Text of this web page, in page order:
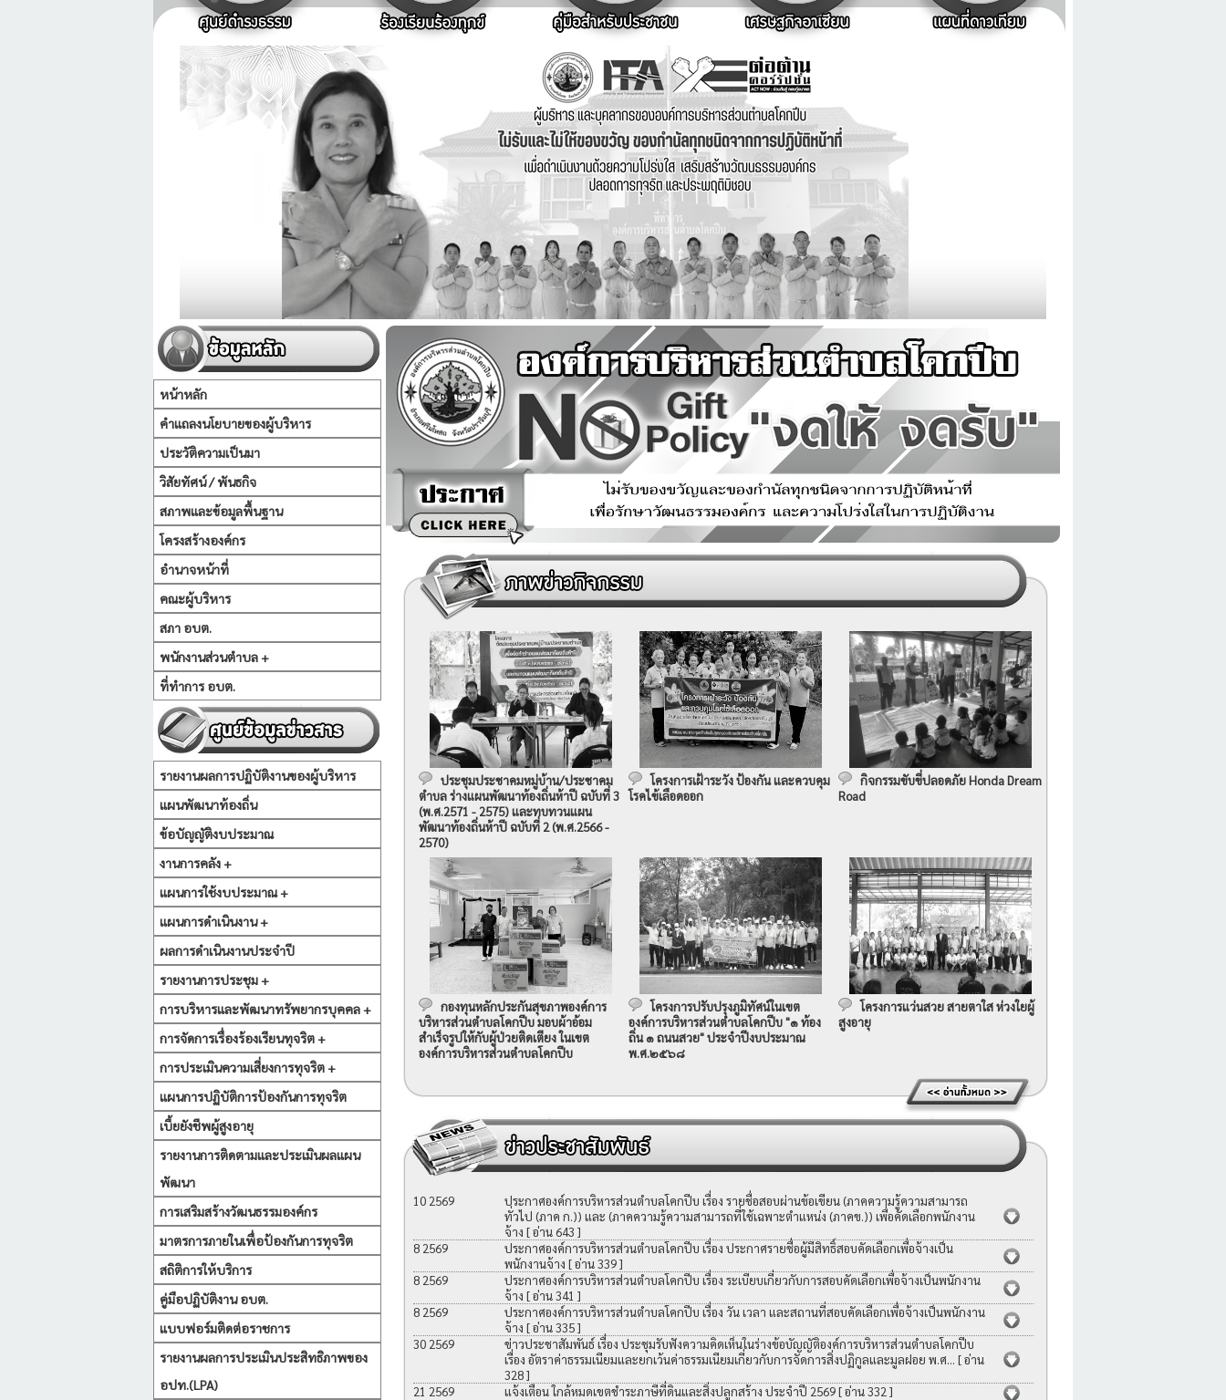
หน้าหลัก
คำแถลงนโยบายของผู้บริหาร
ประวัติความเป็นมา
วิสัยทัศน์ / พันธกิจ
สภาพและข้อมูลพื้นฐาน
โครงสร้างองค์กร
อำนาจหน้าที่
คณะผู้บริหาร
สภา อบต.
พนักงานส่วนตำบล +
ที่ทำการ อบต.
รายงานผลการปฏิบัติงานของผู้บริหาร
แผนพัฒนาท้องถิ่น
ข้อบัญญัติงบประมาณ
งานการคลัง +
แผนการใช้งบประมาณ +
แผนการดำเนินงาน +
ผลการดำเนินงานประจำปี
รายงานการประชุม +
การบริหารและพัฒนาทรัพยากรบุคคล +
การจัดการเรื่องร้องเรียนทุจริต +
การประเมินความเสี่ยงการทุจริต +
แผนการปฏิบัติการป้องกันการทุจริต
เบี้ยยังชีพผู้สูงอายุ
รายงานการติดตามและประเมินผลแผน
พัฒนา
การเสริมสร้างวัฒนธรรมองค์กร
มาตรการภายในเพื่อป้องกันการทุจริต
สถิติการให้บริการ
คู่มือปฏิบัติงาน อบต.
แบบฟอร์มติดต่อราชการ
รายงานผลการประเมินประสิทธิภาพของ
อปท.(LPA)
ประชุมประชาคมหมู่บ้าน/ประชาคม
ตำบล ร่างแผนพัฒนาท้องถิ่นห้าปี ฉบับที่ 3
(พ.ศ.2571 - 2575) และทบทวนแผน
พัฒนาท้องถิ่นห้าปี ฉบับที่ 2 (พ.ศ.2566 -
2570)
โครงการเฝ้าระวัง ป้องกัน และควบคุม
โรคไข้เลือดออก
กิจกรรมขับขี่ปลอดภัย Honda Dream
Road
กองทุนหลักประกันสุขภาพองค์การ
บริหารส่วนตำบลโคกปีบ มอบผ้าอ้อม
สำเร็จรูปให้กับผู้ป่วยติดเตียง ในเขต
องค์การบริหารส่วนตำบลโคกปีบ
โครงการปรับปรุงภูมิทัศน์ในเขต
องค์การบริหารส่วนตำบลโคกปีบ "๑ ท้อง
ถิ่น ๑ ถนนสวย" ประจำปีงบประมาณ
พ.ศ.๒๕๖๘
โครงการแว่นสวย สายตาใส ห่วงใยผู้
สูงอายุ
10 2569
ประกาศองค์การบริหารส่วนตำบลโคกปีบ เรื่อง รายชื่อสอบผ่านข้อเขียน (ภาคความรู้ความสามารถ
ทั่วไป (ภาค ก.)) และ (ภาคความรู้ความสามารถที่ใช้เฉพาะตำแหน่ง (ภาคข.)) เพื่อคัดเลือกพนักงาน
จ้าง [ อ่าน 643 ]
8 2569
ประกาศองค์การบริหารส่วนตำบลโคกปีบ เรื่อง ประกาศรายชื่อผู้มีสิทธิ์สอบคัดเลือกเพื่อจ้างเป็น
พนักงานจ้าง [ อ่าน 339 ]
8 2569
ประกาศองค์การบริหารส่วนตำบลโคกปีบ เรื่อง ระเบียบเกี่ยวกับการสอบคัดเลือกเพื่อจ้างเป็นพนักงาน
จ้าง [ อ่าน 341 ]
8 2569
ประกาศองค์การบริหารส่วนตำบลโคกปีบ เรื่อง วัน เวลา และสถานที่สอบคัดเลือกเพื่อจ้างเป็นพนักงาน
จ้าง [ อ่าน 335 ]
30 2569
ข่าวประชาสัมพันธ์ เรื่อง ประชุมรับฟังความคิดเห็นในร่างข้อบัญญัติองค์การบริหารส่วนตำบลโคกปีบ
เรื่อง อัตราค่าธรรมเนียมและยกเว้นค่าธรรมเนียมเกี่ยวกับการจัดการสิ่งปฏิกูลและมูลฝอย พ.ศ... [ อ่าน
328 ]
21 2569
แจ้งเตือน ใกล้หมดเขตชำระภาษีที่ดินและสิ่งปลูกสร้าง ประจำปี 2569[ อ่าน 332 ]